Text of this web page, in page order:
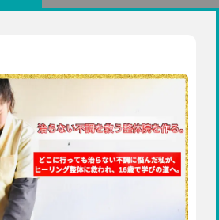
北海道・東北
北海道
宮城
秋田
山形
福島
茨城
愛知
大阪
兵庫
広島